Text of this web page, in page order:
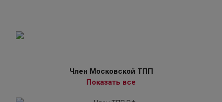
Член Московской ТПП
Показать все